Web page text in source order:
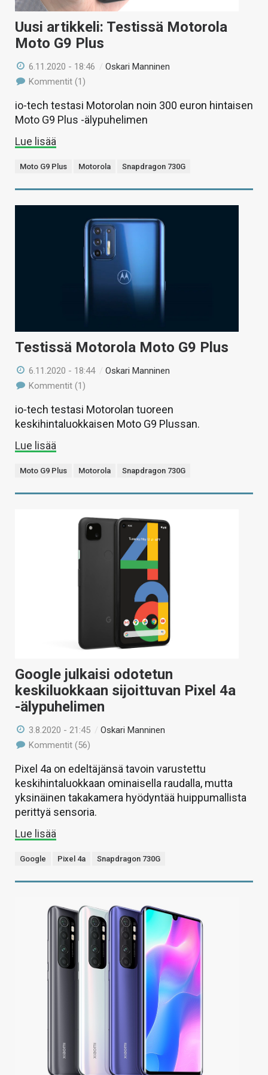
Uusi artikkeli: Testissä Motorola
Moto G9 Plus
6.11.2020 - 18:46 /Oskari Manninen
Kommentit (1)
io-tech testasi Motorolan noin 300 euron hintaisen
Moto G9 Plus -älypuhelimen
Lue lisää
Moto G9 Plus Motorola Snapdragon 730G
Testissä Motorola Moto G9 Plus
6.11.2020 - 18:44 /Oskari Manninen
Kommentit (1)
io-tech testasi Motorolan tuoreen
keskihintaluokkaisen Moto G9 Plussan.
Lue lisää
Moto G9 Plus Motorola Snapdragon 730G
Google julkaisi odotetun
keskiluokkaan sijoittuvan Pixel 4a
-älypuhelimen
3.8.2020 - 21:45 /Oskari Manninen
Kommentit (56)
Pixel 4a on edeltäjänsä tavoin varustettu
keskihintaluokkaan ominaisella raudalla, mutta
yksinäinen takakamera hyödyntää huippumallista
perittyä sensoria.
Lue lisää
Google Pixel 4a Snapdragon 730G